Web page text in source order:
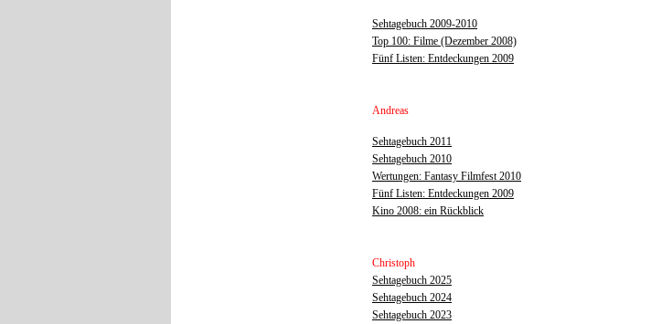
Sehtagebuch 2009-2010
Top 100: Filme (Dezember 2008)
Fünf Listen: Entdeckungen 2009
Andreas
Sehtagebuch 2011
Sehtagebuch 2010
Wertungen: Fantasy Filmfest 2010
Fünf Listen: Entdeckungen 2009
Kino 2008: ein Rückblick
Christoph
Sehtagebuch 2025
Sehtagebuch 2024
Sehtagebuch 2023